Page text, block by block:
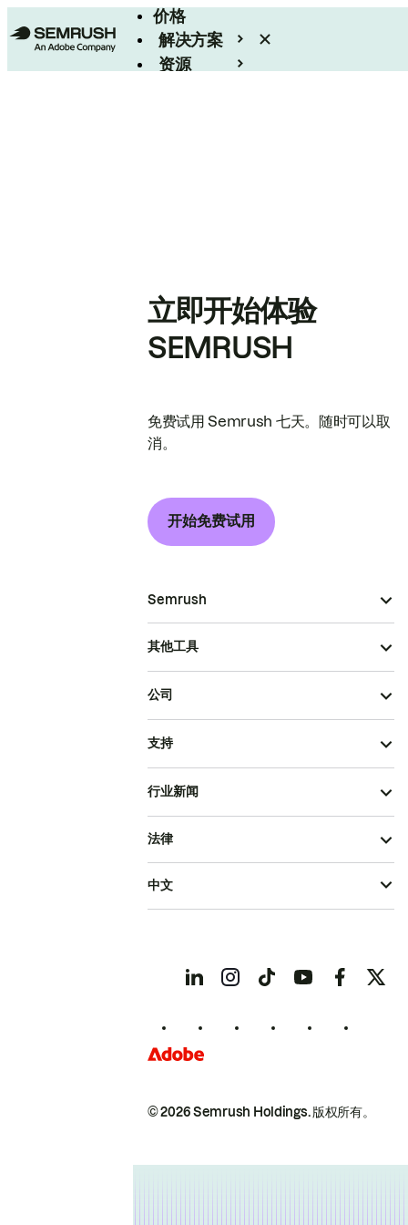
价格
解决方案
资源
立即开始体验
SEMRUSH
免费试用 Semrush 七天。随时可以取
消。
开始免费试用
Semrush
其他工具
公司
支持
行业新闻
© 2026 Semrush Holdings.版权所有。
法律
中文